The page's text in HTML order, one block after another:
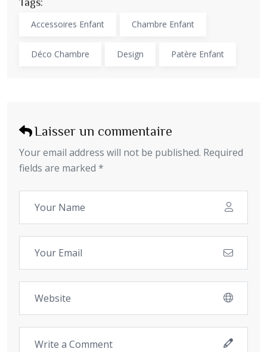
Accessoires Enfant Chambre Enfant
Déco Chambre Design Patère Enfant
Laisser un commentaire
Your email address will not be published. Required
fields are marked *